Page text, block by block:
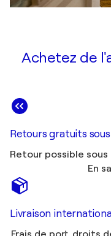
Achetez de
Retours gratuits
Retour possible
En
Livraison